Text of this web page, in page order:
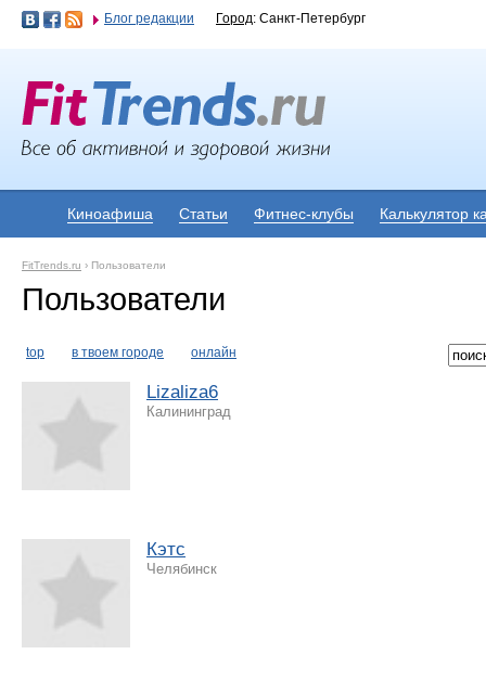
Блог редакции Город: Санкт-Петербург
Киноафиша Статьи Фитнес-клубы Калькулятор
FitTrends.ru › Пользователи
Пользователи
top в твоем городе онлайн
Lizaliza6
Калининград
Кэтс
Челябинск